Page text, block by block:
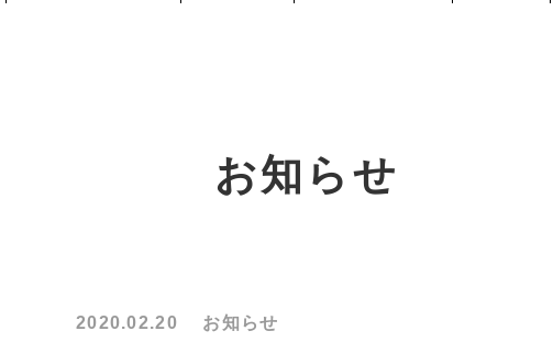
お知らせ
2020.02.20 お知らせ